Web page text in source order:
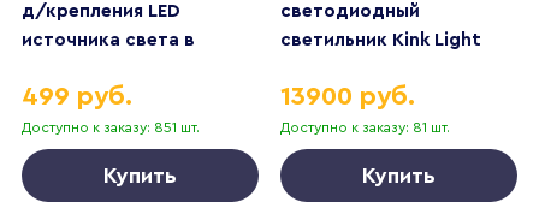
д/крепления LED
источника света в
Levigo Lightstar 012136
Доступно к заказу: 851 шт.
499 руб.
Купить
светодиодный
светильник Kink Light
Доступно к заказу: 81 шт.
13900 руб.
Купить